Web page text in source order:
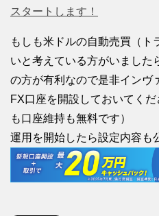
スタートします！
もしも米ドルの自動売買（ト
いと考えている方がいました
の方が有利なので是非インヴ
FX口座を開設しておいてく
も口座維持も無料です）
運用を開始したら設定内容も